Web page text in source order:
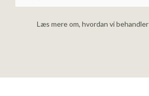
Læs mere om, hvordan vi behandler